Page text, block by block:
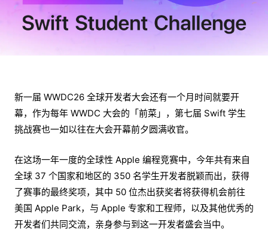
新一届 WWDC26 全球开发者大会还有一个月时间就要开
幕，作为每年 WWDC 大会的「前菜」，第七届 Swift 学生
挑战赛也一如以往在大会开幕前夕圆满收官。
在这场一年一度的全球性 Apple 编程竞赛中，今年共有来自
全球 37 个国家和地区的 350 名学生开发者脱颖而出，获得
了赛事的最终奖项，其中 50 位杰出获奖者将获得机会前往
美国 Apple Park，与 Apple 专家和工程师，以及其他优秀的
开发者们共同交流，亲身参与到这一开发者盛会当中。